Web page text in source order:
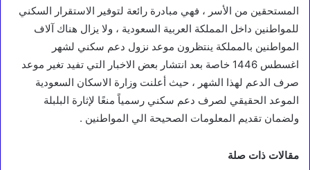
المستحقين من الأسر ، فهي مبادرة رائعة لتوفير الاستقرار السكني
للمواطنين داخل المملكة العربية السعودية ، ولا يزال هناك آلاف
المواطنين بالمملكة ينتظرون موعد نزول دعم سكني لشهر
اغسطس 1446 خاصة بعد انتشار بعض الاخبار التي تفيد تغير موعد
صرف الدعم لهذا الشهر ، حيث أعلنت وزارة الاسكان السعودية
الموعد الحقيقي لصرف دعم سكني رسمياً منعًا لإثارة البلبلة
ولضمان تقديم المعلومات الصحيحة الي المواطنين .
مقالات ذات صلة